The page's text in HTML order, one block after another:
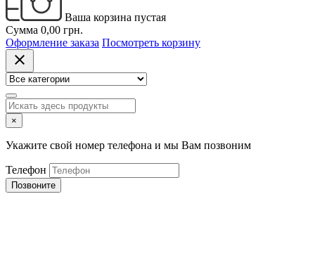
Ваша корзина пустая
Сумма 0,00 грн.
Оформление заказа Посмотреть корзину
close
×
Укажите свой номер телефона и мы Вам позвоним
Телефон
Позвоните